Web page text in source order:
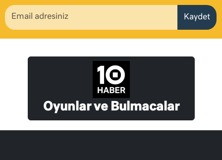
Kaydet
Oyunlar ve Bulmacalar